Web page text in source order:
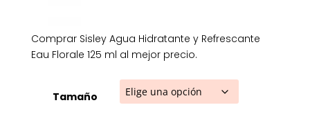
Comprar Sisley Agua Hidratante y Refrescante
Eau Florale 125 ml al mejor precio.
Tamaño